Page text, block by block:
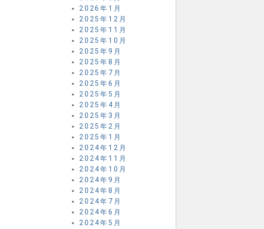
2026年1月
2025年12月
2025年11月
2025年10月
2025年9月
2025年8月
2025年7月
2025年6月
2025年5月
2025年4月
2025年3月
2025年2月
2025年1月
2024年12月
2024年11月
2024年10月
2024年9月
2024年8月
2024年7月
2024年6月
2024年5月